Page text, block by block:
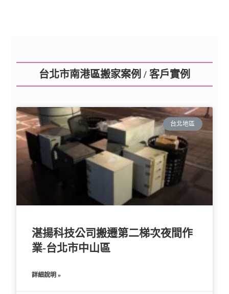
台北市南港區搬家案例 / 客戶實例
台北地區
湛揚科技公司搬遷第二梯次夜間作
業-台北市中山區
詳細說明 »